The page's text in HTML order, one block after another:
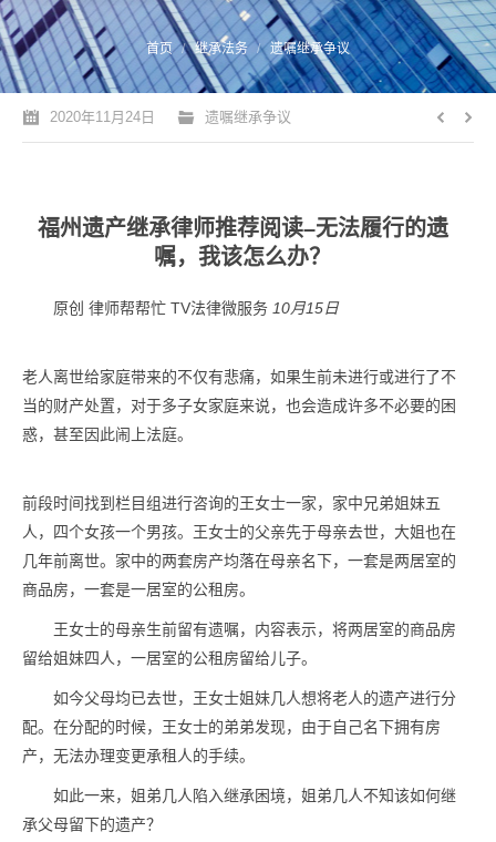
您的位置： 首页 继承法务 遗嘱继承争议
2020年11月24日 遗嘱继承争议
福州遗产继承律师推荐阅读–无法履行的遗
嘱，我该怎么办？
原创 律师帮帮忙 TV法律微服务 10月15日
老人离世给家庭带来的不仅有悲痛，如果生前未进行或进行了不
当的财产处置，对于多子女家庭来说，也会造成许多不必要的困
惑，甚至因此闹上法庭。
前段时间找到栏目组进行咨询的王女士一家，家中兄弟姐妹五
人，四个女孩一个男孩。王女士的父亲先于母亲去世，大姐也在
几年前离世。家中的两套房产均落在母亲名下，一套是两居室的
商品房，一套是一居室的公租房。
王女士的母亲生前留有遗嘱，内容表示，将两居室的商品房
留给姐妹四人，一居室的公租房留给儿子。
如今父母均已去世，王女士姐妹几人想将老人的遗产进行分
配。在分配的时候，王女士的弟弟发现，由于自己名下拥有房
产，无法办理变更承租人的手续。
如此一来，姐弟几人陷入继承困境，姐弟几人不知该如何继
承父母留下的遗产？